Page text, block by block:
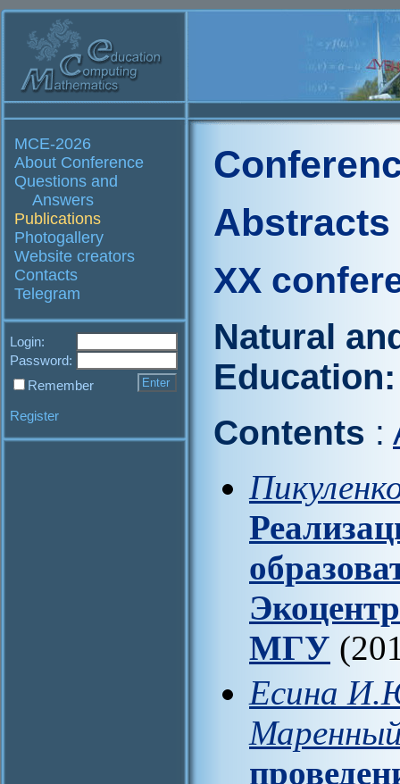
MCE-2026
About Conference
Questions and
Answers
Publications
Photogallery
Website creators
Contacts
Telegram
Login:
Password:
Remember
Register
Abstracts
XX
Natural
Contents :
МГУ
Есина